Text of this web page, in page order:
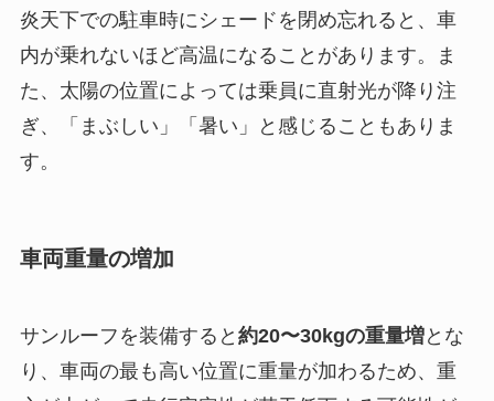
炎天下での駐車時にシェードを閉め忘れると、車
内が乗れないほど高温になることがあります。ま
た、太陽の位置によっては乗員に直射光が降り注
ぎ、「まぶしい」「暑い」と感じることもありま
す。
車両重量の増加
サンルーフを装備すると 約20〜30kgの重量増とな
り、車両の最も高い位置に重量が加わるため、重